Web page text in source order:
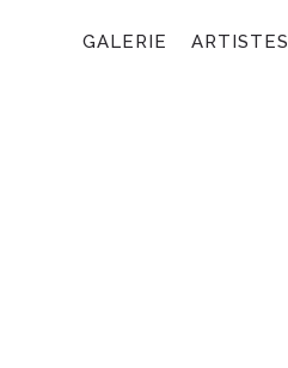
GALERIE ARTISTES